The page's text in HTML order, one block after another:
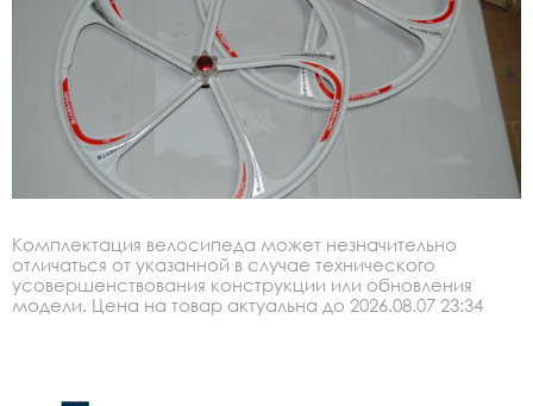
Комплектация велосипеда может незначительно
отличаться от указанной в случае технического
усовершенствования конструкции или обновления
модели. Цена на товар актуальна до 2026.08.07 23:34